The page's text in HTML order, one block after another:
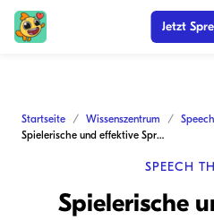
Jetzt
Startseite Wissenszentrum
Spielerische und effektive Sprachtherapie-Aktivitäten für Babys
SPEECH
Spielerische